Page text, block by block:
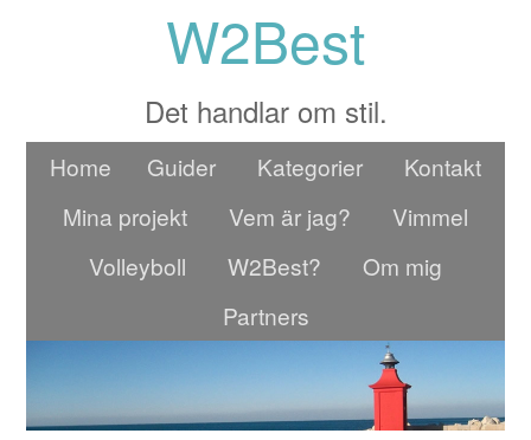
W2Best
Det handlar om stil.
Home Guider Kategorier
Kontakt
Mina projekt
Vem är jag?
Vimmel
Volleyboll
W2Best?
Om mig
Partners